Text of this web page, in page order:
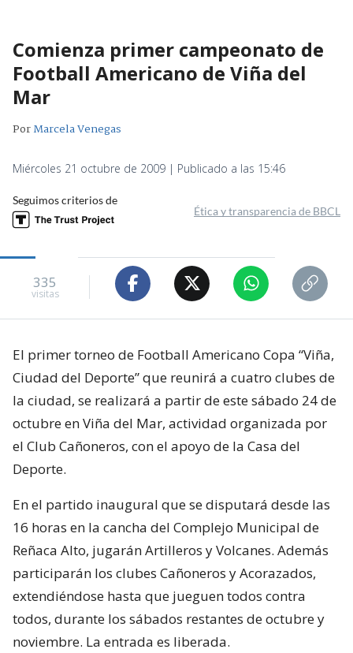
Comienza primer campeonato de
Football Americano de Viña del
Mar
PorMarcela Venegas
Miércoles 21 octubre de 2009 | Publicado a las 15:46
Seguimos criterios de
Ética y transparencia de BBCL
335
visitas
El primer torneo de Football Americano Copa “Viña,
Ciudad del Deporte” que reunirá a cuatro clubes de
la ciudad, se realizará a partir de este sábado 24 de
octubre en Viña del Mar, actividad organizada por
el Club Cañoneros, con el apoyo de la Casa del
Deporte.
En el partido inaugural que se disputará desde las
16 horas en la cancha del Complejo Municipal de
Reñaca Alto, jugarán Artilleros y Volcanes. Además
participarán los clubes Cañoneros y Acorazados,
extendiéndose hasta que jueguen todos contra
todos, durante los sábados restantes de octubre y
noviembre. La entrada es liberada.